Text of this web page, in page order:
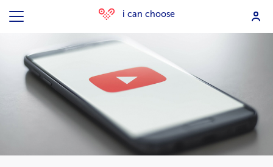
i can choose